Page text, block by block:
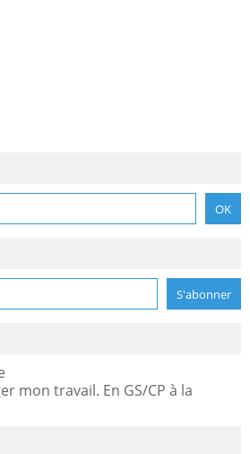
mon travail. En GS/CP à la